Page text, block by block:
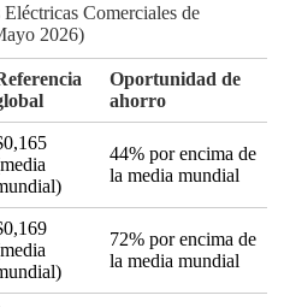
Comerciales de
2026)
Oportunidad de
ahorro
44% por encima de
la media mundial
72% por encima de
la media mundial